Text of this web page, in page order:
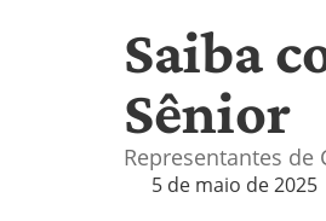
Saiba
Sênior
Representantes
5 de maio de 2025